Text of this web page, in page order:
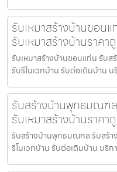
รับเหมาสร้างบ้านขอน
รับเหมาสร้างบ้านราคา
รับเหมาสร้างบ้านขอนแก่น รับส
รับรีโนเวทบ้าน รับต่อเติมบ้าน
รับสร้างบ้านพุทธมณฑ
รับเหมาสร้างบ้านราคา
รับสร้างบ้านพุทธมณฑล รับสร้า
รีโนเวทบ้าน รับต่อเติมบ้าน บริ